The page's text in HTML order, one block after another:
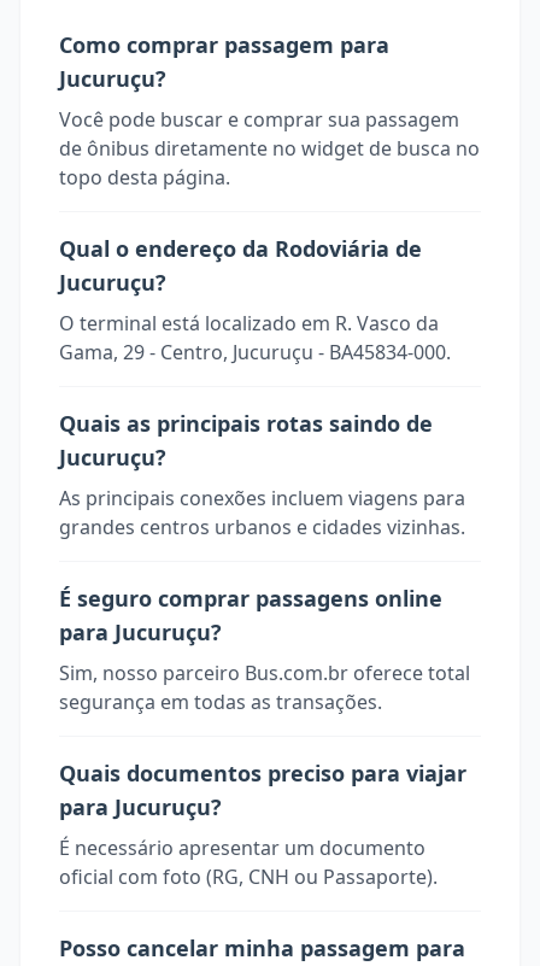
Como comprar passagem para
Jucuruçu?
Você pode buscar e comprar sua passagem
de ônibus diretamente no widget de busca no
topo desta página.
Qual o endereço da Rodoviária de
Jucuruçu?
O terminal está localizado em R. Vasco da
Gama, 29 - Centro, Jucuruçu - BA45834-000.
Quais as principais rotas saindo de
Jucuruçu?
As principais conexões incluem viagens para
grandes centros urbanos e cidades vizinhas.
É seguro comprar passagens online
para Jucuruçu?
Sim, nosso parceiro Bus.com.br oferece total
segurança em todas as transações.
Quais documentos preciso para viajar
para Jucuruçu?
É necessário apresentar um documento
oficial com foto (RG, CNH ou Passaporte).
Posso cancelar minha passagem para